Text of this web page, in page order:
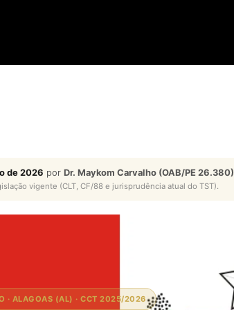
de 2026 por Dr. Maykom Carvalho (OAB/PE 26.380)
vigente (CLT, CF/88 e jurisprudência atual do TST).
· ALAGOAS (AL) · CCT 2025/2026